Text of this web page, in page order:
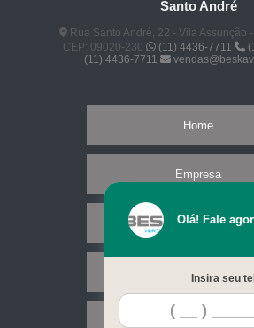
Santo André
Rua Santo André, 22 - Vila Assunção
CEP: 09020-230
(11) 4436-7711
(11) 4436-7711
Home
Empresa
Missão
Serviços
Contato
Olá! Fale
Insira seu